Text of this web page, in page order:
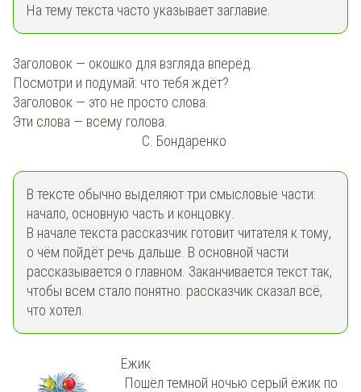
На тему текста часто указывает заглавие.
Заголовок — окошко для взгляда вперёд.
Посмотри и подумай: что тебя ждёт?
Заголовок — это не просто слова.
Эти слова — всему голова.
С. Бондаренко
В тексте обычно выделяют три смысловые части:
начало, основную часть и концовку.
В начале текста рассказчик готовит читателя к тому,
о чём пойдёт речь дальше. В основной части
рассказывается о главном. Заканчивается текст так,
чтобы всем стало понятно: рассказчик сказал всё,
что хотел.
Ёжик
Пошёл темной ночью серый ёжик по